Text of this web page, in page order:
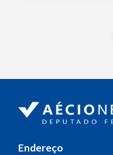
Endereço